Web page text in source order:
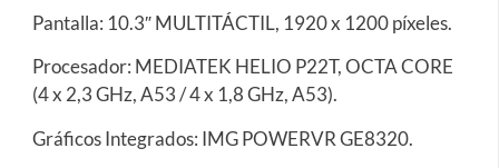
Pantalla: 10.3″ MULTITÁCTIL, 1920 x 1200 píxeles.
Procesador: MEDIATEK HELIO P22T, OCTA CORE
(4 x 2,3 GHz, A53 / 4 x 1,8 GHz, A53).
Gráficos Integrados: IMG POWERVR GE8320.